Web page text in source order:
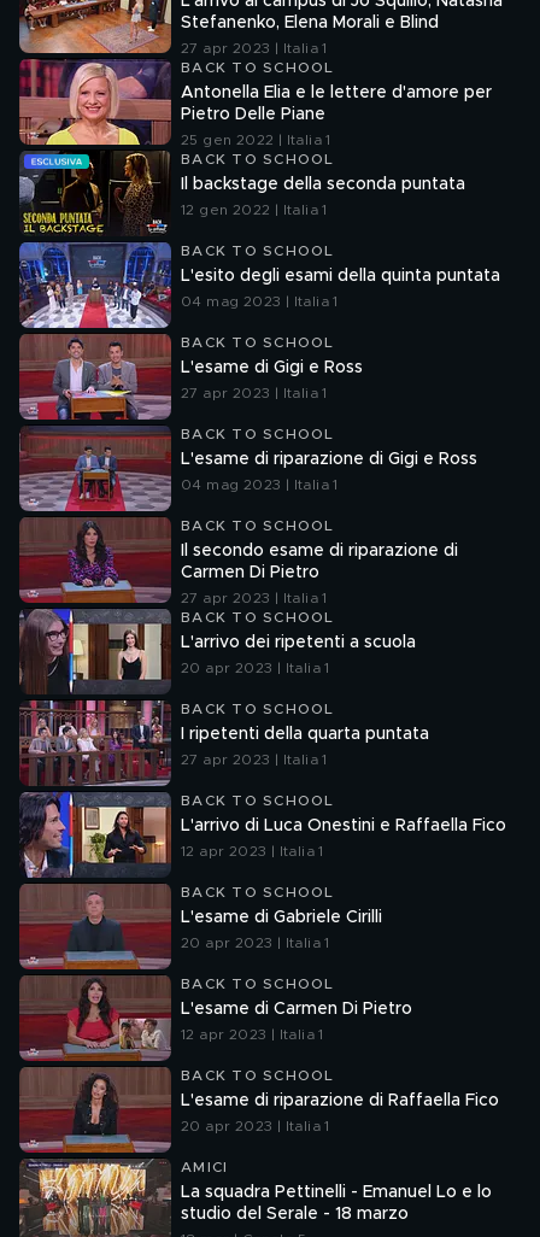
Stefanenko, Elena Morali e Blind
27 apr 2023 | Italia 1
BACK TO SCHOOL
Antonella Elia e le lettere d'amore per
Pietro Delle Piane
25 gen 2022 | Italia 1
BACK TO SCHOOL
Il backstage della seconda puntata
12 gen 2022 | Italia 1
BACK TO SCHOOL
L'esito degli esami della quinta puntata
04 mag 2023 | Italia 1
BACK TO SCHOOL
L'esame di Gigi e Ross
27 apr 2023 | Italia 1
BACK TO SCHOOL
L'esame di riparazione di Gigi e Ross
04 mag 2023 | Italia 1
BACK TO SCHOOL
Il secondo esame di riparazione di
Carmen Di Pietro
27 apr 2023 | Italia 1
BACK TO SCHOOL
L'arrivo dei ripetenti a scuola
20 apr 2023 | Italia 1
BACK TO SCHOOL
I ripetenti della quarta puntata
27 apr 2023 | Italia 1
BACK TO SCHOOL
L'arrivo di Luca Onestini e Raffaella Fico
12 apr 2023 | Italia 1
BACK TO SCHOOL
L'esame di Gabriele Cirilli
20 apr 2023 | Italia 1
BACK TO SCHOOL
L'esame di Carmen Di Pietro
12 apr 2023 | Italia 1
BACK TO SCHOOL
L'esame di riparazione di Raffaella Fico
20 apr 2023 | Italia 1
AMICI
La squadra Pettinelli - Emanuel Lo e lo
studio del Serale - 18 marzo